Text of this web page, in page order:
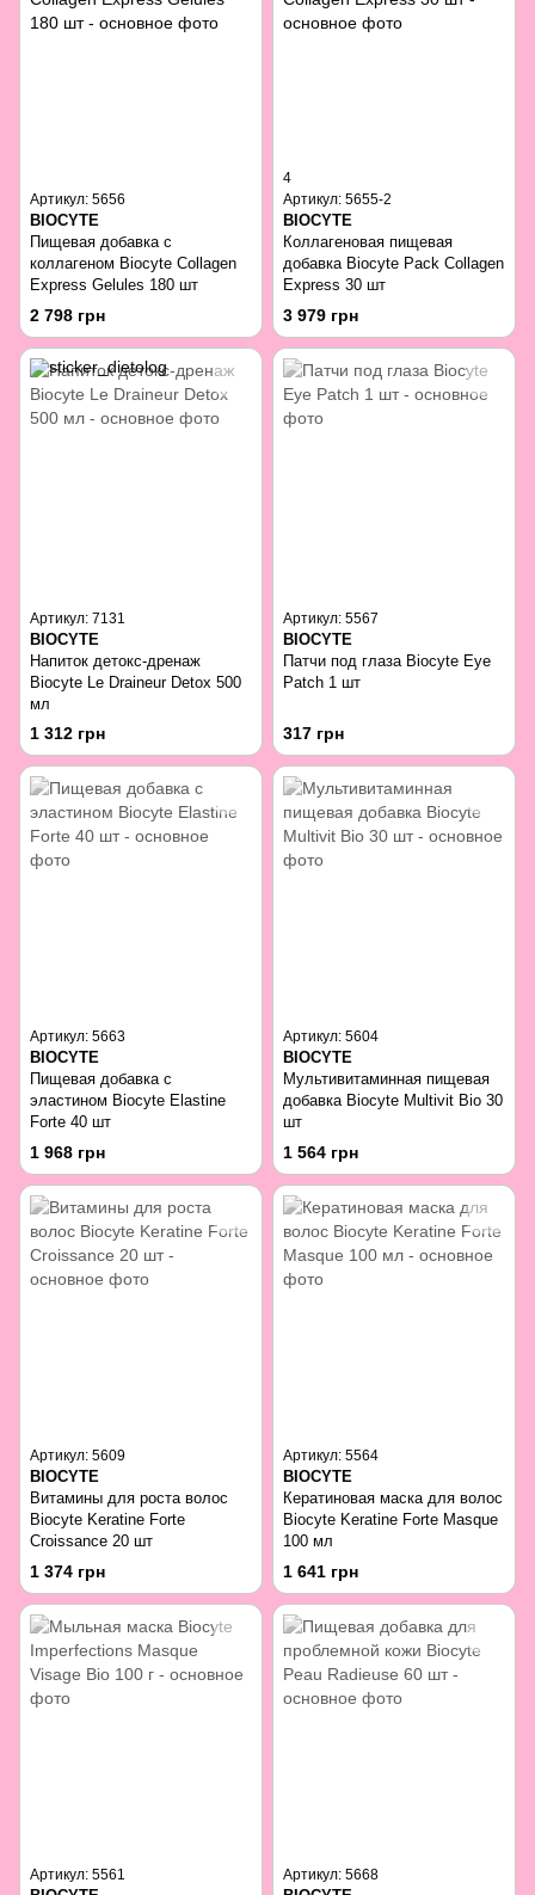
Артикул: 5656
BIOCYTE
Пищевая добавка с
коллагеном Biocyte Collagen
Express Gelules 180 шт
2 798 грн
4
Артикул: 5655-2
BIOCYTE
Коллагеновая пищевая
добавка Biocyte Pack Collagen
Express 30 шт
3 979 грн
Артикул: 7131
BIOCYTE
Напиток детокс-дренаж
Biocyte Le Draineur Detox 500
мл
1 312 грн
Артикул: 5567
BIOCYTE
Патчи под глаза Biocyte Eye
Patch 1 шт
317 грн
Артикул: 5663
BIOCYTE
Пищевая добавка с
эластином Biocyte Elastine
Forte 40 шт
1 968 грн
Артикул: 5604
BIOCYTE
Мультивитаминная пищевая
добавка Biocyte Multivit Bio 30
шт
1 564 грн
Артикул: 5609
BIOCYTE
Витамины для роста волос
Biocyte Keratine Forte
Croissance 20 шт
1 374 грн
Артикул: 5564
BIOCYTE
Кератиновая маска для волос
Biocyte Keratine Forte Masque
100 мл
1 641 грн
Артикул: 5561 Артикул: 5668